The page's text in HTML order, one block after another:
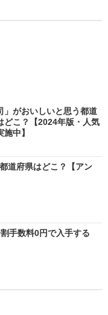
」がおいしいと思う都道
どこ？【2024年版・人気
中】
道府県はどこ？【アン
手数料0円で入手する